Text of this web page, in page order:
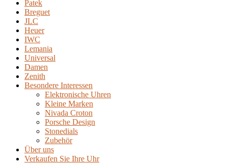
Patek
Breguet
JLC
Heuer
IWC
Lemania
Universal
Damen
Zenith
Besondere Interessen
Elektronische Uhren
Kleine Marken
Nivada Croton
Porsche Design
Stonedials
Zubehör
Über uns
Verkaufen Sie Ihre Uhr